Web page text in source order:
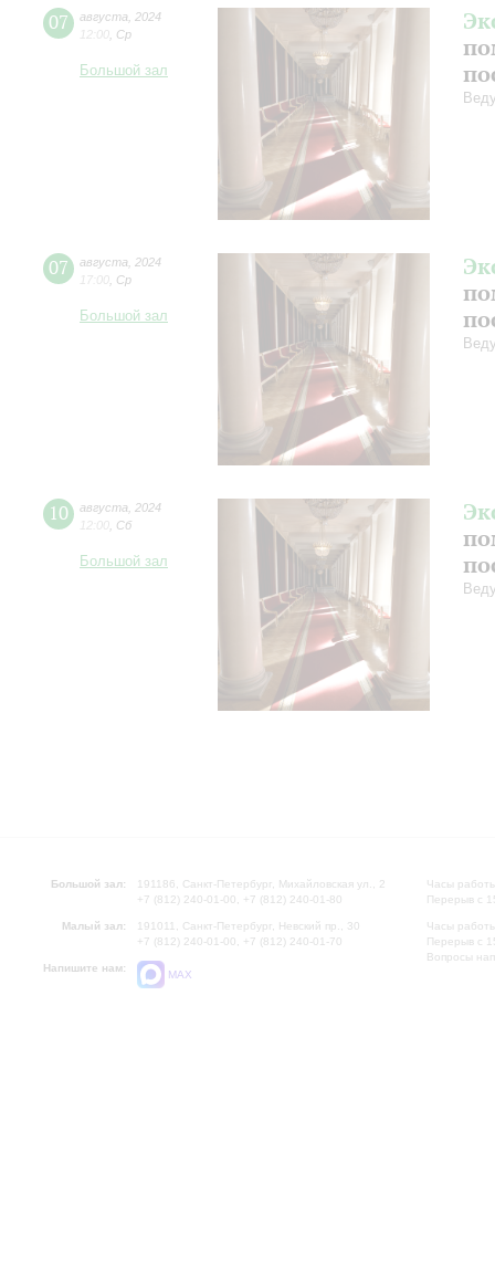
07 августа
2024
12:00 Ср
Большой зал
07 августа
2024
17:00 Ср
Большой зал
10 августа
2024
12:00 Сб
Большой зал
Большой зал:
191186, Санкт-Петербург, Михайловская ул., 2
+7 (812) 240-01-00, +7 (812) 240-01-80
Малый зал:
191011, Санкт-Петербург, Невский пр., 30
+7 (812) 240-01-00, +7 (812) 240-01-70
Напишите нам:
MAX
Часы
Перерыв с
Часы
Перерыв с
Вопросы